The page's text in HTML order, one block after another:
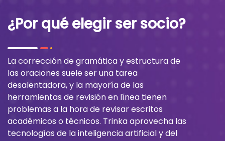
¿Por qué elegir ser socio?
La corrección de gramática y estructura de
las oraciones suele ser una tarea
desalentadora, y la mayoría de las
herramientas de revisión en línea tienen
problemas a la hora de revisar escritos
académicos o técnicos. Trinka aprovecha las
tecnologías de la inteligencia artificial y del